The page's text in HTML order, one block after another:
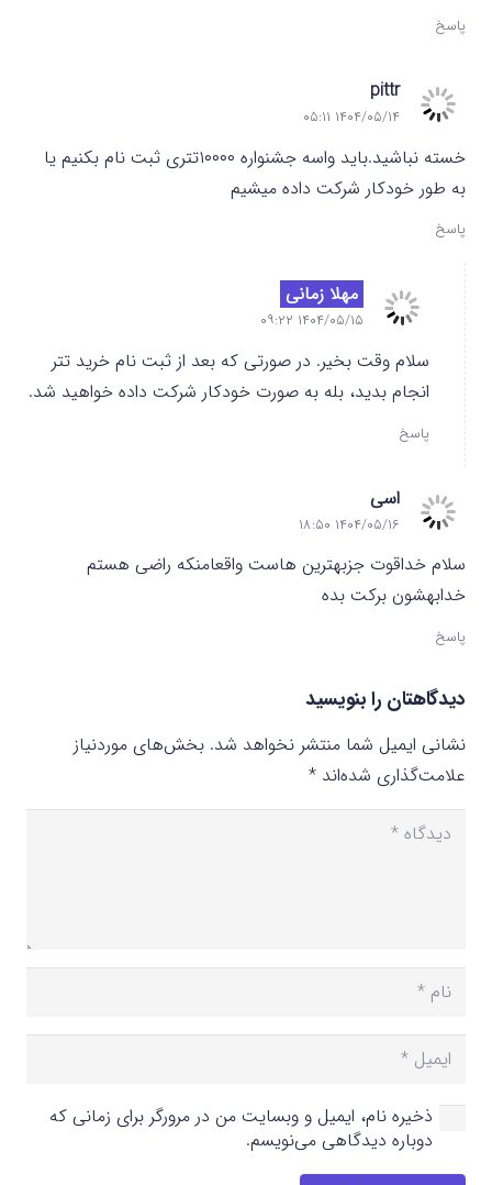
پاسخ
pittr
۱۴۰۴/۰۵/۱۴ ۰۵:۱۱
خسته نباشید.باید واسه جشنواره ۱۰۰۰۰تتری ثبت نام بکنیم یا
به طور خودکار شرکت داده میشیم
پاسخ
مهلا زمانی
۱۴۰۴/۰۵/۱۵ ۰۹:۲۲
سلام وقت بخیر. در صورتی که بعد از ثبت نام خرید تتر
انجام بدید، بله به صورت خودکار شرکت داده خواهید شد.
پاسخ
اسی
۱۴۰۴/۰۵/۱۶ ۱۸:۵۰
سلام خداقوت جزبهترین هاست واقعامنکه راضی هستم
خدابهشون برکت بده
پاسخ
دیدگاهتان را بنویسید
نشانی ایمیل شما منتشر نخواهد شد. بخش‌های موردنیاز
علامت‌گذاری شده‌اند *
ذخیره نام، ایمیل و وبسایت من در مرورگر برای زمانی که
دوباره دیدگاهی می‌نویسم.